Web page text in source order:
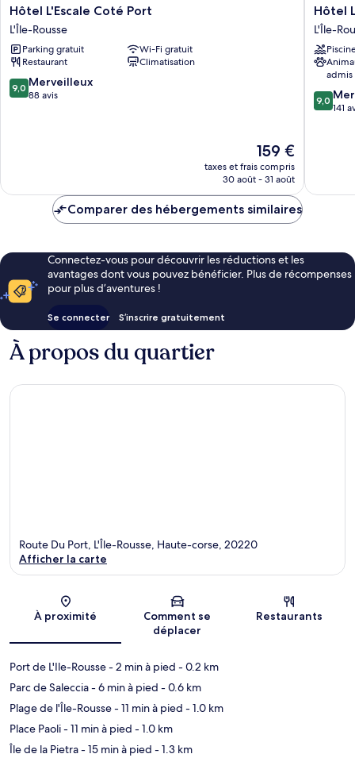
Hôtel
L'Escale
Coté
Port
L'Île-
Rousse
Hôtel L'Escale Coté Port
L'Île-Rousse
Parking gratuit
Wi-Fi gratuit
Restaurant
Climatisation
9.0
sur
9,0 Merveilleux
88 avis
Le
nouveau
prix
de
159 €
taxes et frais compris
30 août - 31 août
Hôtel
La
Pietra
&
Spa
L'Île-
Rousse
Hôtel
L'Île-
admis
9.0
sur
9,0
141
Comparer des hébergements similaires
Connectez-vous pour découvrir les réductions et les
avantages dont vous pouvez bénéficier. Plus de récompenses
pour plus d’aventures !
Se connecter S’inscrire gratuitement
À propos du quartier
Carte
Route Du Port, L'Île-Rousse, Haute-corse, 20220
Afficher la carte
À proximité
Comment se
déplacer
Restaurants
Port de L'Ile-Rousse- 2 min à pied - 0.2 km
Parc de Saleccia- 6 min à pied - 0.6 km
Plage de l'Île-Rousse- 11 min à pied - 1.0 km
Place Paoli- 11 min à pied - 1.0 km
Île de la Pietra- 15 min à pied - 1.3 km